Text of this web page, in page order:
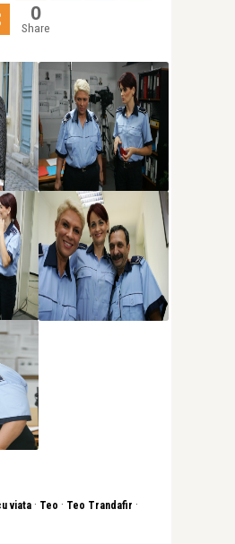
0
Share
viata · Teo · Teo Trandafir ·